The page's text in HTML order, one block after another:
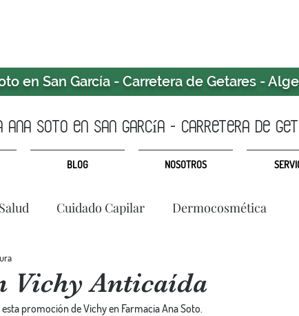
SOTO en san garcía - CARRETERA DE
BLOG NOSOTROS
en San García - Carretera de Getares -
Cuidado Capilar Dermocosmética
Vichy Anticaída
promoción de Vichy en Farmacia Ana Soto.